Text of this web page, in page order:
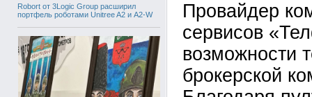
Robort от 3Logic Group расширил
портфель роботами Unitree A2 и A2-W
Провайдер
сервисов
возможности
брокерской